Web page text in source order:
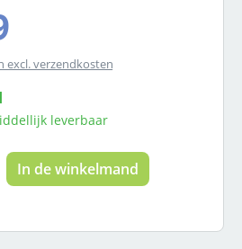
excl. verzendkosten
leverbaar
Voer de
In de winkelmand